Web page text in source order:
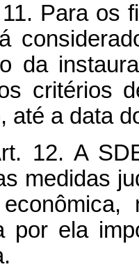
Para os
da
critérios
até a data
12. A
medidas
por ela